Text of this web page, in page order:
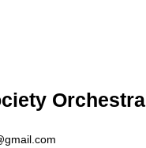
Orchestra